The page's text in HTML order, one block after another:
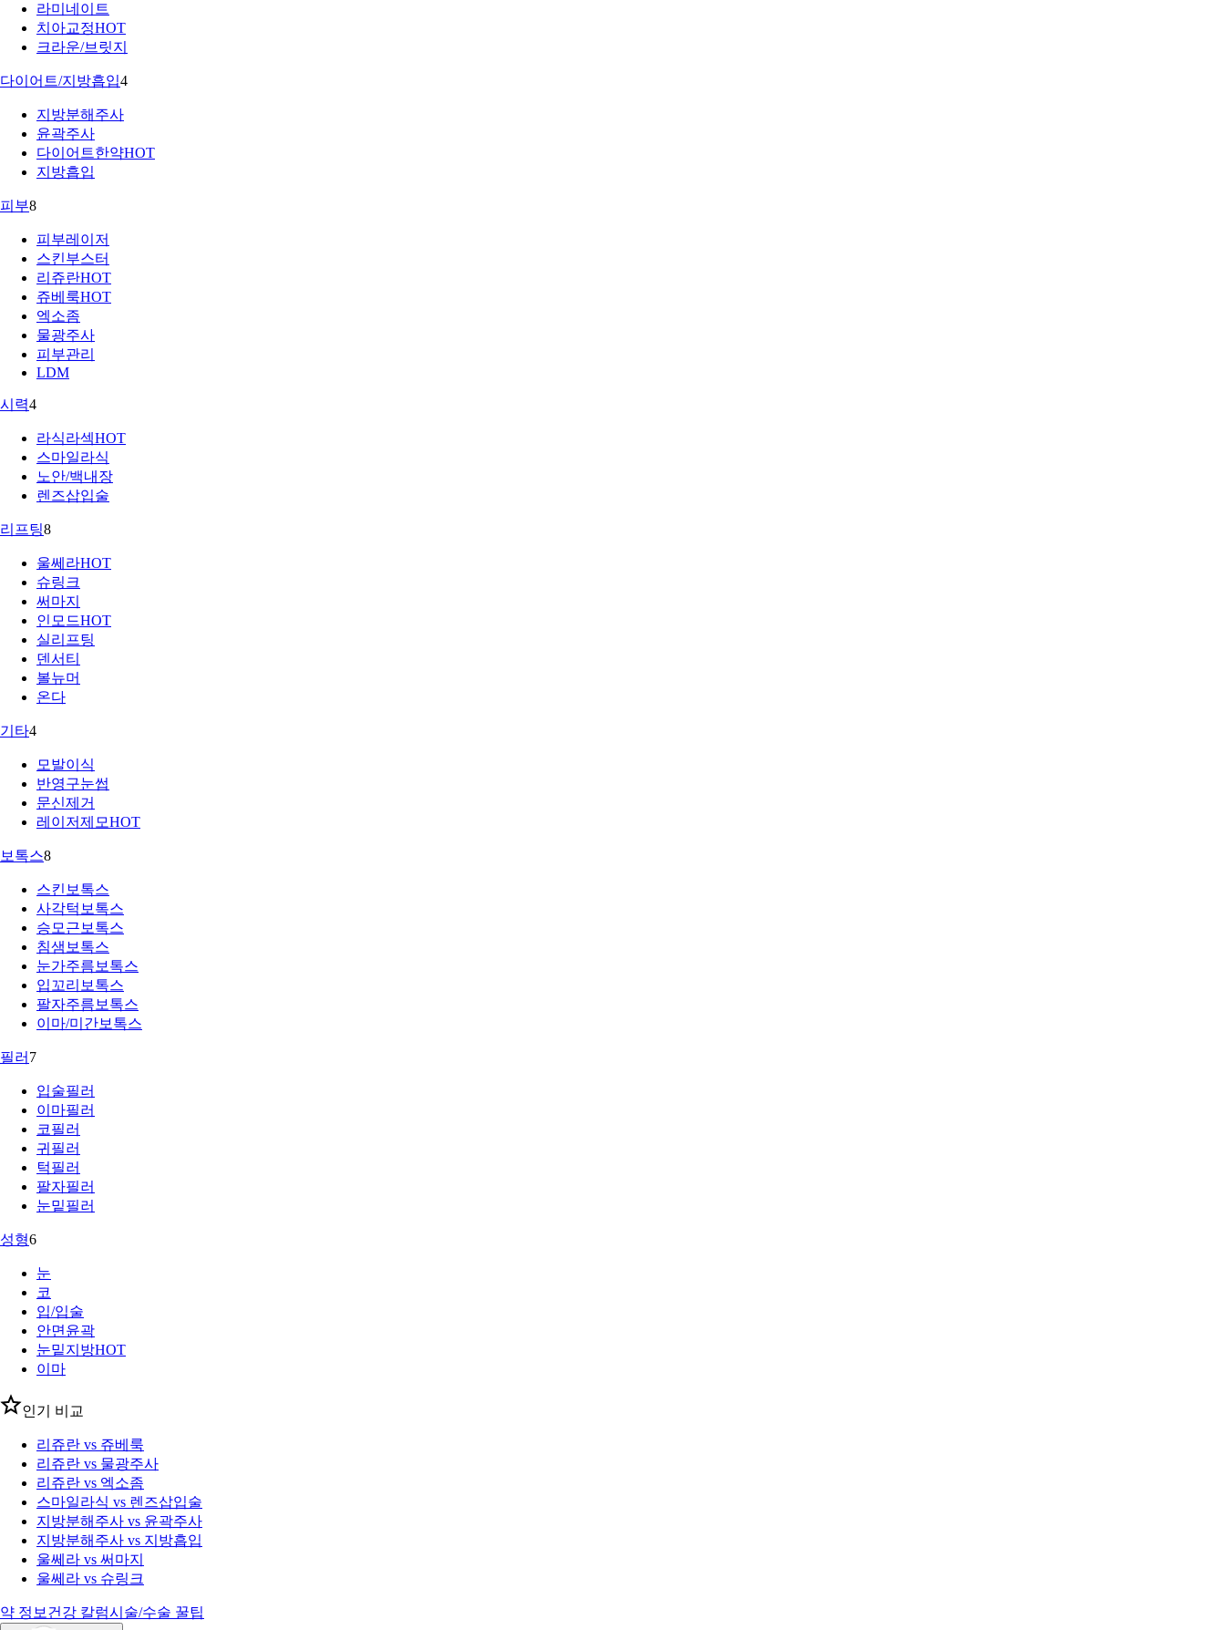
라미네이트
치아교정HOT
크라운/브릿지
다이어트/지방흡입4
지방분해주사
윤곽주사
다이어트한약HOT
지방흡입
피부8
피부레이저
스킨부스터
리쥬란HOT
쥬베룩HOT
엑소좀
물광주사
피부관리
LDM
시력4
라식라섹HOT
스마일라식
노안/백내장
렌즈삽입술
리프팅8
울쎄라HOT
슈링크
써마지
인모드HOT
실리프팅
덴서티
볼뉴머
온다
기타4
모발이식
반영구눈썹
문신제거
레이저제모HOT
보톡스8
스킨보톡스
사각턱보톡스
승모근보톡스
침샘보톡스
눈가주름보톡스
입꼬리보톡스
팔자주름보톡스
이마/미간보톡스
필러 7
입술필러
이마필러
코필러
귀필러
턱필러
팔자필러
눈밑필러
성형6
눈
코
입/입술
안면윤곽
눈밑지방HOT
이마
인기 비교
리쥬란 vs 쥬베룩
리쥬란 vs 물광주사
리쥬란 vs 엑소좀
스마일라식 vs 렌즈삽입술
지방분해주사 vs 윤곽주사
지방분해주사 vs 지방흡입
울쎄라 vs 써마지
울쎄라 vs 슈링크
약 정보 건강 칼럼시술/수술 꿀팁